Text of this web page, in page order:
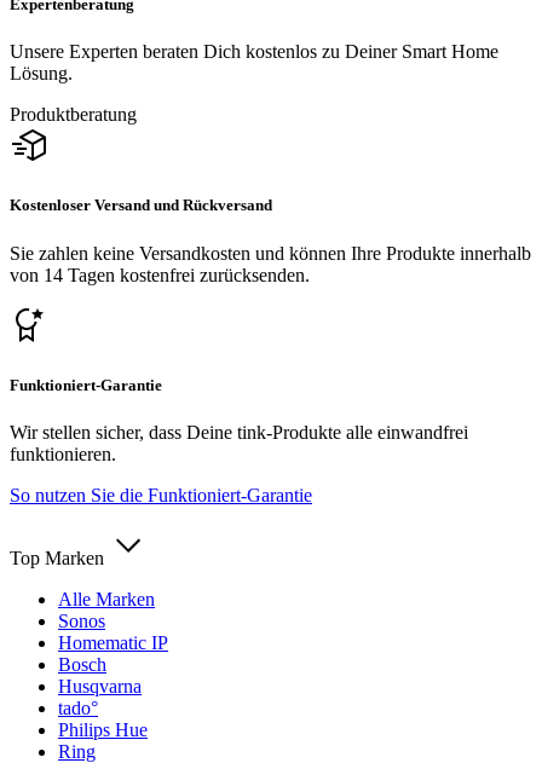
Expertenberatung
Unsere Experten beraten Dich kostenlos zu Deiner Smart Home
Lösung.
Produktberatung
Kostenloser Versand und Rückversand
Sie zahlen keine Versandkosten und können Ihre Produkte innerhalb
von 14 Tagen kostenfrei zurücksenden.
Funktioniert-Garantie
Wir stellen sicher, dass Deine tink-Produkte alle einwandfrei
funktionieren.
So nutzen Sie die Funktioniert-Garantie
Top Marken
Alle Marken
Sonos
Homematic IP
Bosch
Husqvarna
tado°
Philips Hue
Ring